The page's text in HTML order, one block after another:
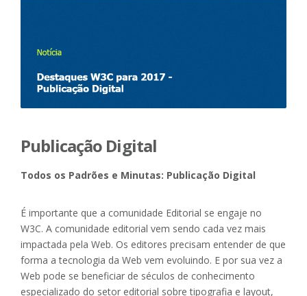
Publicação Digital
Todos os Padrões e Minutas: Publicação Digital
É importante que a comunidade Editorial se engaje no
W3C. A comunidade editorial vem sendo cada vez mais
impactada pela Web. Os editores precisam entender de que
forma a tecnologia da Web vem evoluindo. E por sua vez a
Web pode se beneficiar de séculos de conhecimento
especializado do setor editorial sobre tipografia e layout,